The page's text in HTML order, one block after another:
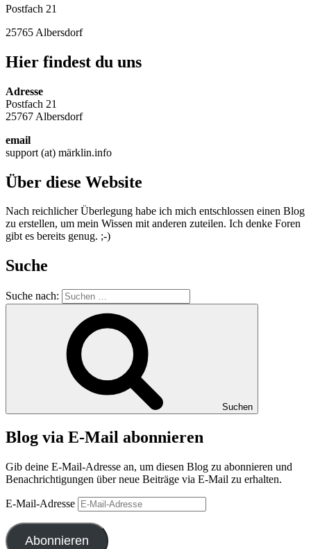
Postfach 21
25765 Albersdorf
Hier findest du uns
Adresse
Postfach 21
25767 Albersdorf
email
support (at) märklin.info
Über diese Website
Nach reichlicher Überlegung habe ich mich entschlossen einen Blog
zu erstellen, um mein Wissen mit anderen zuteilen. Ich denke Foren
gibt es bereits genug. ;-)
Suche
Suche nach:
Suchen
Blog via E-Mail abonnieren
Gib deine E-Mail-Adresse an, um diesen Blog zu abonnieren und
Benachrichtigungen über neue Beiträge via E-Mail zu erhalten.
E-Mail-Adresse
Abonnieren